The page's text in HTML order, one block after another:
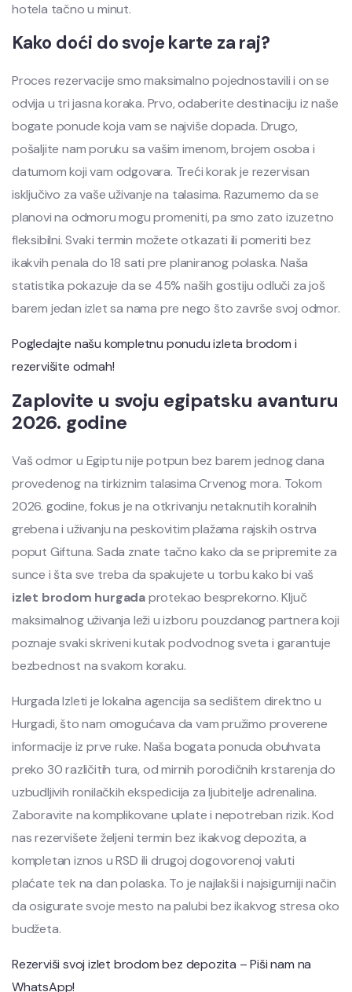
hotela tačno u minut.
Kako doći do svoje karte za raj?
Proces rezervacije smo maksimalno pojednostavili i on se
odvija u tri jasna koraka. Prvo, odaberite destinaciju iz naše
bogate ponude koja vam se najviše dopada. Drugo,
pošaljite nam poruku sa vašim imenom, brojem osoba i
datumom koji vam odgovara. Treći korak je rezervisan
isključivo za vaše uživanje na talasima. Razumemo da se
planovi na odmoru mogu promeniti, pa smo zato izuzetno
fleksibilni. Svaki termin možete otkazati ili pomeriti bez
ikakvih penala do 18 sati pre planiranog polaska. Naša
statistika pokazuje da se 45% naših gostiju odluči za još
barem jedan izlet sa nama pre nego što završe svoj odmor.
Pogledajte našu kompletnu ponudu izleta brodom i
rezervišite odmah!
Zaplovite u svoju egipatsku avanturu
2026. godine
Vaš odmor u Egiptu nije potpun bez barem jednog dana
provedenog na tirkiznim talasima Crvenog mora. Tokom
2026. godine, fokus je na otkrivanju netaknutih koralnih
grebena i uživanju na peskovitim plažama rajskih ostrva
poput Giftuna. Sada znate tačno kako da se pripremite za
sunce i šta sve treba da spakujete u torbu kako bi vaš
izlet brodom hurgadaprotekao besprekorno. Ključ
maksimalnog uživanja leži u izboru pouzdanog partnera koji
poznaje svaki skriveni kutak podvodnog sveta i garantuje
bezbednost na svakom koraku.
Hurgada Izleti je lokalna agencija sa sedištem direktno u
Hurgadi, što nam omogućava da vam pružimo proverene
informacije iz prve ruke. Naša bogata ponuda obuhvata
preko 30 različitih tura, od mirnih porodičnih krstarenja do
uzbudljivih ronilačkih ekspedicija za ljubitelje adrenalina.
Zaboravite na komplikovane uplate i nepotreban rizik. Kod
nas rezervišete željeni termin bez ikakvog depozita, a
kompletan iznos u RSD ili drugoj dogovorenoj valuti
plaćate tek na dan polaska. To je najlakši i najsigurniji način
da osigurate svoje mesto na palubi bez ikakvog stresa oko
budžeta.
Rezerviši svoj izlet brodom bez depozita – Piši nam na
WhatsApp!